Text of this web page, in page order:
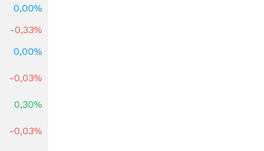
0,00%
-0,33%
0,00%
-0,03%
0,30%
-0,03%